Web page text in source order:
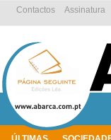
Assinatura
Contactos